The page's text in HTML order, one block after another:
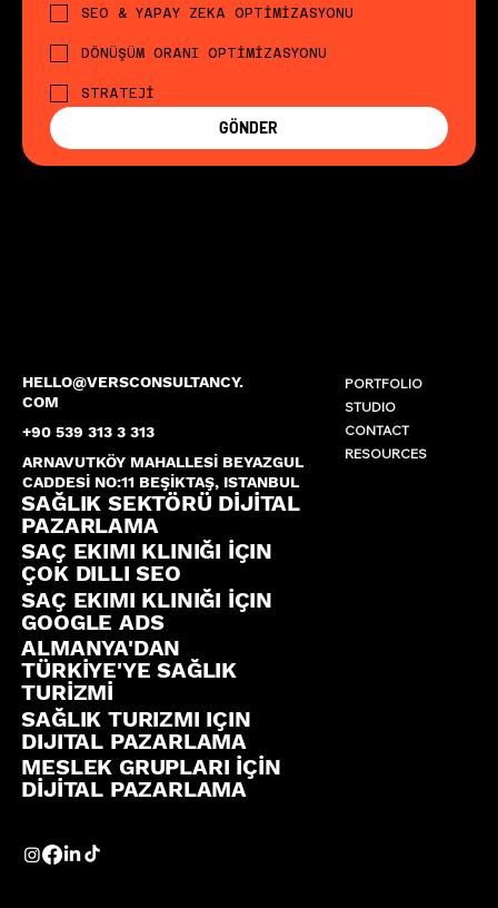
HELLO@VERSCONSULTANCY.
COM
+90 539 313 3 313
ARNAVUTKÖY MAHALLESİ BEYAZGUL
CADDESİ NO:11 BEŞİKTAŞ, ISTANBUL
SAĞLIK SEKTÖRÜ DİJİTAL
PAZARLAMA
SAÇ EKIMI KLINIĞI İÇIN
ÇOK DILLI SEO
SAÇ EKIMI KLINIĞI İÇIN
GOOGLE ADS
ALMANYA'DAN
TÜRKİYE'YE SAĞLIK
TURİZMİ
SAĞLIK TURIZMI IÇIN
DIJITAL PAZARLAMA
MESLEK GRUPLARI İÇİN
DİJİTAL PAZARLAMA
PORTFOLIO
STUDIO
CONTACT
RESOURCES
SEO & YAPAY ZEKA OPTİMİZASYONU
DÖNÜŞÜM ORANI OPTİMİZASYONU
STRATEJİ
GÖNDER